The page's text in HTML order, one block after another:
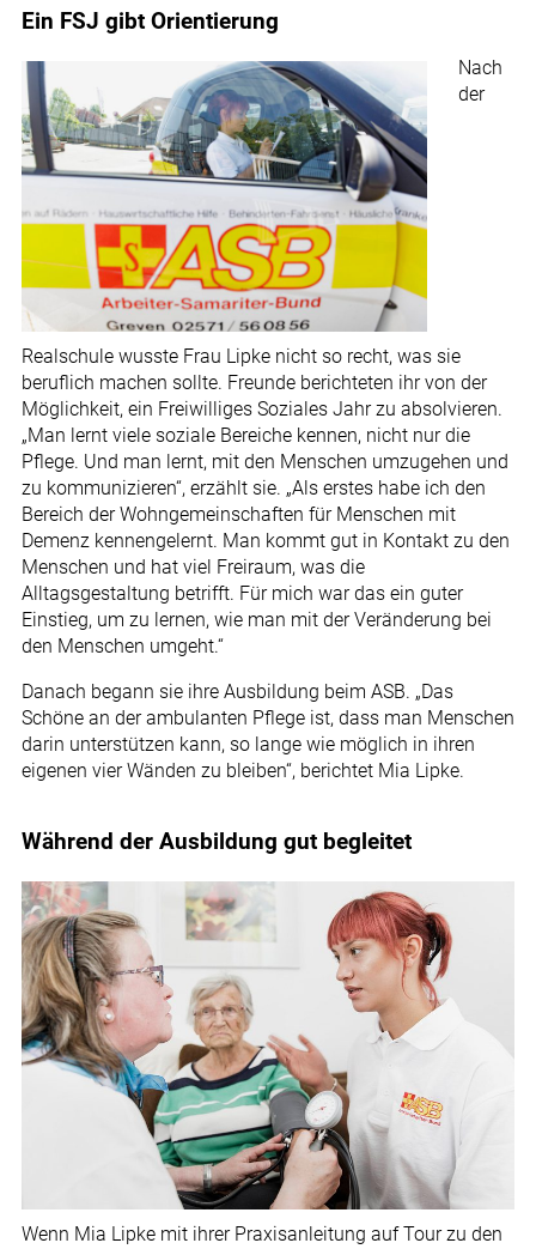
Ein FSJ gibt Orientierung
Nach
der
Realschule wusste Frau Lipke nicht so recht, was sie
beruflich machen sollte. Freunde berichteten ihr von der
Möglichkeit, ein Freiwilliges Soziales Jahr zu absolvieren.
„Man lernt viele soziale Bereiche kennen, nicht nur die
Pflege. Und man lernt, mit den Menschen umzugehen und
zu kommunizieren“, erzählt sie. „Als erstes habe ich den
Bereich der Wohngemeinschaften für Menschen mit
Demenz kennengelernt. Man kommt gut in Kontakt zu den
Menschen und hat viel Freiraum, was die
Alltagsgestaltung betrifft. Für mich war das ein guter
Einstieg, um zu lernen, wie man mit der Veränderung bei
den Menschen umgeht.“
Danach begann sie ihre Ausbildung beim ASB. „Das
Schöne an der ambulanten Pflege ist, dass man Menschen
darin unterstützen kann, so lange wie möglich in ihren
eigenen vier Wänden zu bleiben“, berichtet Mia Lipke.
Während der Ausbildung gut begleitet
Wenn Mia Lipke mit ihrer Praxisanleitung auf Tour zu den